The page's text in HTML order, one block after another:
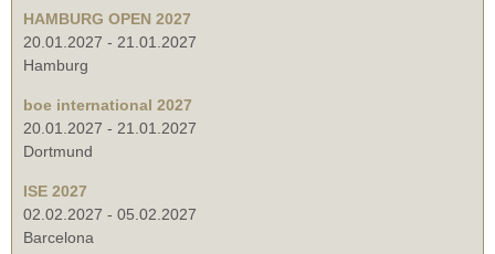
HAMBURG OPEN 2027
20.01.2027 - 21.01.2027
Hamburg
boe international 2027
20.01.2027 - 21.01.2027
Dortmund
ISE 2027
02.02.2027 - 05.02.2027
Barcelona